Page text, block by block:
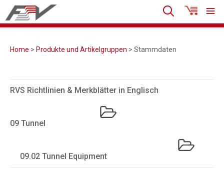
Home > Produkte und Artikelgruppen > Stammdaten
RVS Richtlinien & Merkblätter in Englisch
09 Tunnel
09.02 Tunnel Equipment